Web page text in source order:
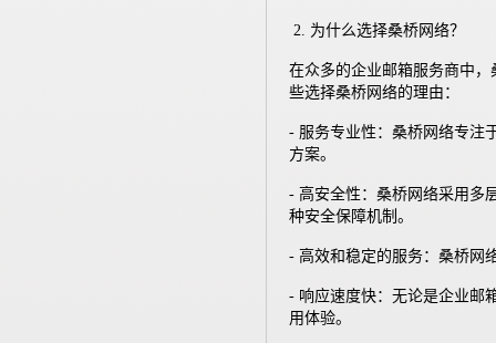
2. 为什么选择桑桥网络？
在众多的企业邮箱服务商中
些选择桑桥网络的理由：
- 服务专业性：桑桥网络专注
方案。
- 高安全性：桑桥网络采用多
种安全保障机制。
- 高效和稳定的服务：桑桥网
- 响应速度快：无论是企业邮
用体验。